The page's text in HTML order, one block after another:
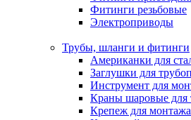
Фитинги резьбовые
Электроприводы
Трубы, шланги и фитинги
Американки для
Заглушки для
Инструмент для
Краны шаровые
Крепеж для